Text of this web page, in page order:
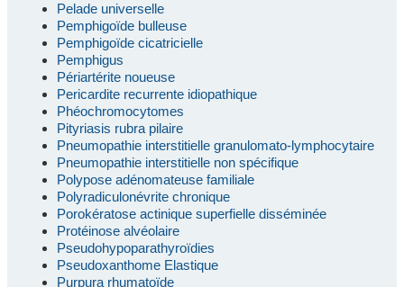
Pelade universelle
Pemphigoïde bulleuse
Pemphigoïde cicatricielle
Pemphigus
Périartérite noueuse
Pericardite recurrente idiopathique
Phéochromocytomes
Pityriasis rubra pilaire
Pneumopathie interstitielle granulomato-lymphocytaire
Pneumopathie interstitielle non spécifique
Polypose adénomateuse familiale
Polyradiculonévrite chronique
Porokératose actinique superfielle disséminée
Protéinose alvéolaire
Pseudohypoparathyroïdies
Pseudoxanthome Elastique
Purpura rhumatoïde